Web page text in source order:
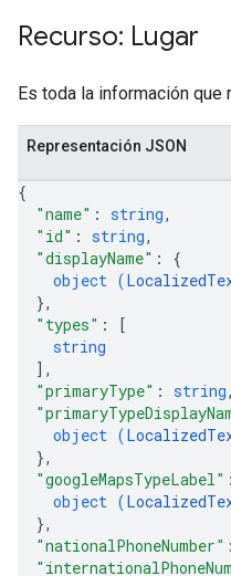
Recurso: Lugar
Es toda la información que
Representación JSON
{
"name" : string,
"id" : string,
"displayName" : {
object (
},
"types" :
[
string
] ,
"primaryType" : string,
object (
},
"googleMapsTypeLabel"
object (
},
"nationalPhoneNumber"